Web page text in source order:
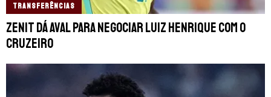
TRANSFERÊNCIAS
Zenit dá aval para negociar Luiz Henrique com o
Cruzeiro